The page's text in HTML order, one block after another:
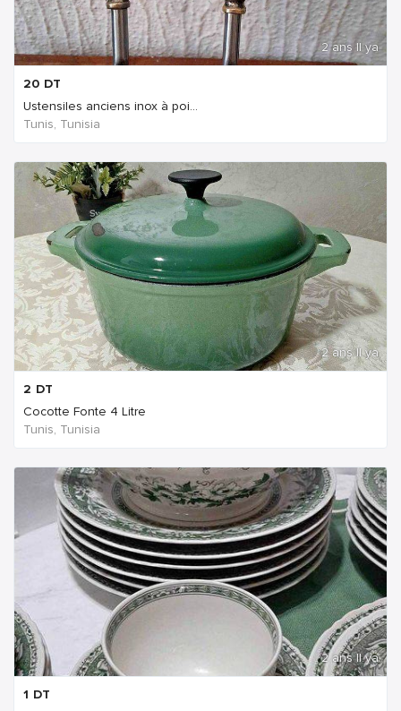
2 ans Il ya
20 DT
Ustensiles anciens inox à poi...
Tunis, Tunisia
2 ans Il ya
2 DT
Cocotte Fonte 4 Litre
Tunis, Tunisia
2 ans Il ya
1 DT